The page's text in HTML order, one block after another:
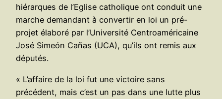
hiérarques de l’Eglise catholique ont conduit une
marche demandant à convertir en loi un pré-
projet élaboré par l’Université Centroaméricaine
José Simeón Cañas (UCA), qu’ils ont remis aux
députés.
« L’affaire de la loi fut une victoire sans
précédent, mais c’est un pas dans une lutte plus